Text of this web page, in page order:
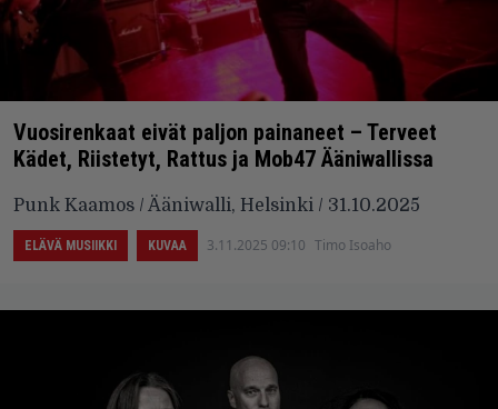
Vuosirenkaat eivät paljon painaneet – Terveet
Kädet, Riistetyt, Rattus ja Mob47 Ääniwallissa
Punk Kaamos / Ääniwalli, Helsinki / 31.10.2025
ELÄVÄ MUSIIKKI KUVAA 3.11.2025 09:10 Timo Isoaho